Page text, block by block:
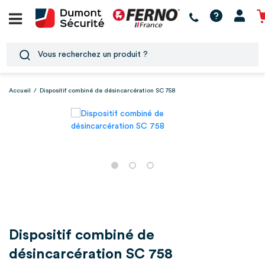
Accueil / Dispositif combiné de désincarcération SC 758
Dispositif combiné de
désincarcération SC 758